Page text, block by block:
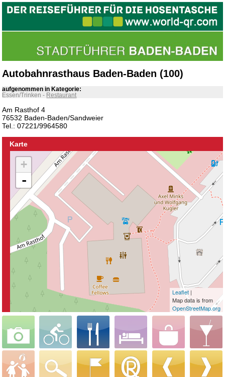
Autobahnrasthaus Baden-Baden (100)
aufgenommen in Kategorie:
Essen/Trinken - Restaurant
Am Rasthof 4
76532 Baden-Baden/Sandweier
Tel.: 07221/9964580
Karte
+
-
Leaflet|
Map data is from
OpenStreetMap.org